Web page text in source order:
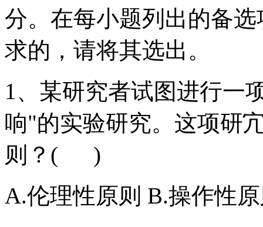
分。在每小题列出的备
求的，请将其选出。
1、某研究者试图进行一
响"的实验研究。这项研
则？( )
A.伦理性原则 B.操作性